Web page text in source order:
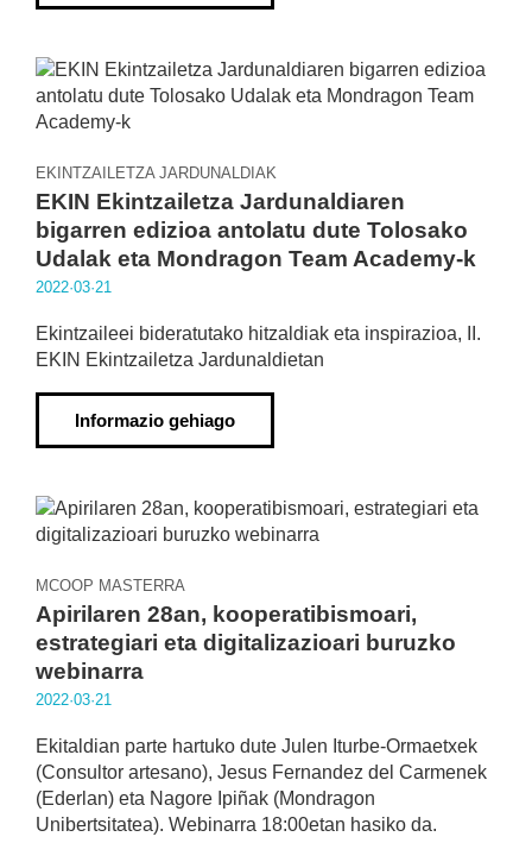
EKINTZAILETZA JARDUNALDIAK
EKIN Ekintzailetza Jardunaldiaren
bigarren edizioa antolatu dute Tolosako
Udalak eta Mondragon Team Academy-k
2022·03·21
Ekintzaileei bideratutako hitzaldiak eta inspirazioa, II.
EKIN Ekintzailetza Jardunaldietan
Informazio gehiago
MCOOP MASTERRA
Apirilaren 28an, kooperatibismoari,
estrategiari eta digitalizazioari buruzko
webinarra
2022·03·21
Ekitaldian parte hartuko dute Julen Iturbe-Ormaetxek
(Consultor artesano), Jesus Fernandez del Carmenek
(Ederlan) eta Nagore Ipiñak (Mondragon
Unibertsitatea). Webinarra 18:00etan hasiko da.